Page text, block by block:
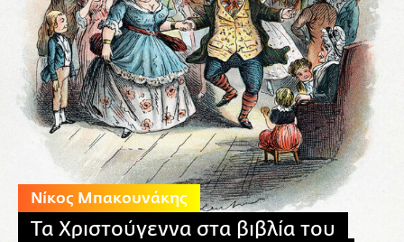
Νίκος Μπακουνάκης
Τα Χριστούγεννα στα βιβλία του